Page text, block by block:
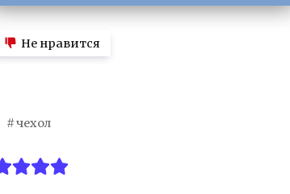
Не нравится
чехол